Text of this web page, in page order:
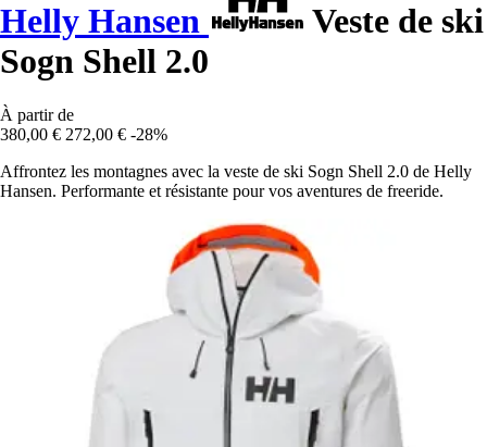
Helly Hansen
Veste de ski
Sogn Shell 2.0
À partir de
380,00 € 272,00 € -28%
Affrontez les montagnes avec la veste de ski Sogn Shell 2.0 de Helly
Hansen. Performante et résistante pour vos aventures de freeride.